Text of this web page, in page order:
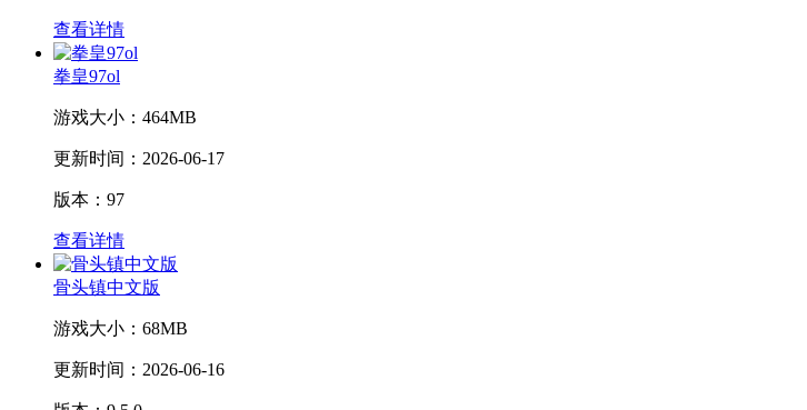
查看详情
拳皇97ol
游戏大小： 464MB
更新时间： 2026-06-17
版本：97
查看详情
骨头镇中文版
游戏大小： 68MB
更新时间： 2026-06-16